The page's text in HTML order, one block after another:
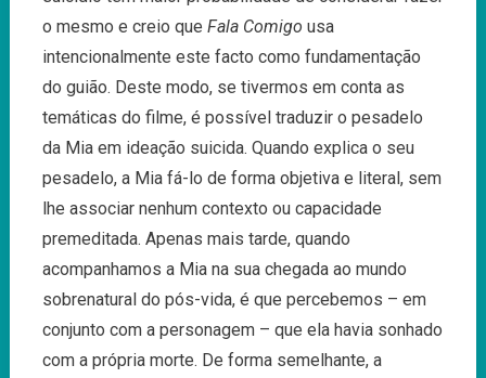
o mesmo e creio que Fala Comigo usa
intencionalmente este facto como fundamentação
do guião. Deste modo, se tivermos em conta as
temáticas do filme, é possível traduzir o pesadelo
da Mia em ideação suicida. Quando explica o seu
pesadelo, a Mia fá-lo de forma objetiva e literal, sem
lhe associar nenhum contexto ou capacidade
premeditada. Apenas mais tarde, quando
acompanhamos a Mia na sua chegada ao mundo
sobrenatural do pós-vida, é que percebemos – em
conjunto com a personagem – que ela havia sonhado
com a própria morte. De forma semelhante, a